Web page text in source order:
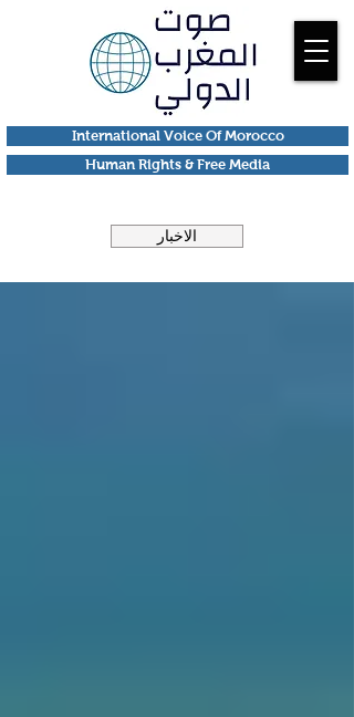
Human Rights & Free Media
International Voice Of Morocco
الاخبار